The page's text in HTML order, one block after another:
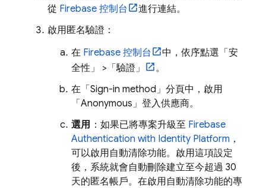
從 Firebase 控制台
進行連結。
啟用匿名驗證：
在 Firebase 控制台
中，依序點選「安
全性」
>「驗證」
。
在「Sign-in method」 分頁中，啟用
「Anonymous」 登入供應商。
選用 ：如果已將專案升級至 Firebase
Authentication with Identity Platform ，
可以啟用自動清除功能。啟用這項設定
後，系統就會自動刪除建立至今超過 30
天的匿名帳戶。在啟用自動清除功能的專